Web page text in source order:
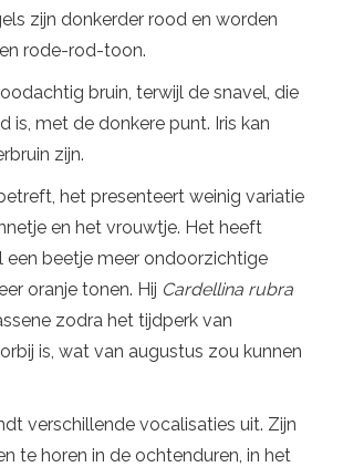
zijn donkerder rood en worden
rode-rod-toon.
bruin, terwijl de snavel, die
is, met de donkere punt. Iris kan
zijn.
het presenteert weinig variatie
en het vrouwtje. Het heeft
een beetje meer ondoorzichtige
oranje tonen. Hij Cardellina rubra
zodra het tijdperk van
is, wat van augustus zou kunnen
verschillende vocalisaties uit. Zijn
te horen in de ochtenduren, in het